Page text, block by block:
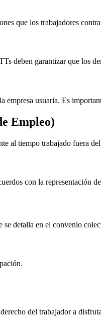
que los trabajadores
deben garantizar que los
usuaria. Es
Empleo)
al tiempo trabajado fuera
con la representación
se detalla en el convenio
del trabajador a